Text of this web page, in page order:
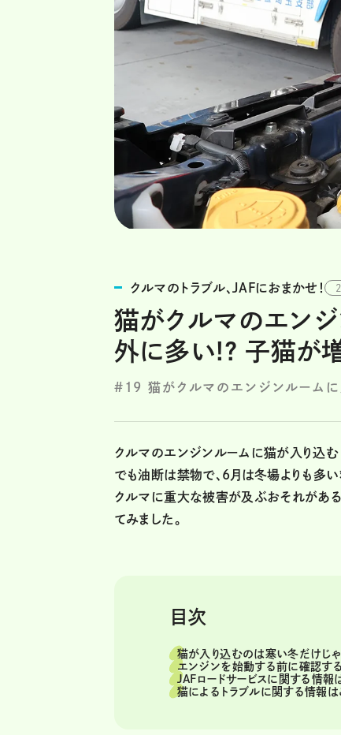
クルマのトラブル、JAFにおまかせ！
猫がクルマのエン
外に多い!? 子猫が
#19 猫がクルマのエンジンルームに
クルマのエンジンルームに猫が入り込む
でも油断は禁物で、6月は冬場よりも多
クルマに重大な被害が及ぶおそれがあ
てみました。
目次
猫が入り込むのは寒い冬だけじ
エンジンを始動する前に確認する
JAFロードサービスに関する情報は
猫によるトラブルに関する情報は